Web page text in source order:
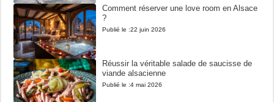
Comment réserver une love room en Alsace
?
Publié le :22 juin 2026
Réussir la véritable salade de saucisse de
viande alsacienne
Publié le :4 mai 2026